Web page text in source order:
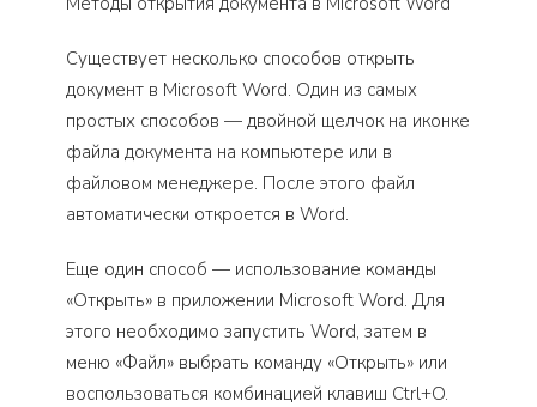
Существует несколько способов открыть
документ в Microsoft Word. Один из самых
простых способов — двойной щелчок на иконке
файла документа на компьютере или в
файловом менеджере. После этого файл
автоматически откроется в Word.
Еще один способ — использование команды
«Открыть» в приложении Microsoft Word. Для
этого необходимо запустить Word, затем в
меню «Файл» выбрать команду «Открыть» или
воспользоваться комбинацией клавиш Ctrl+O.